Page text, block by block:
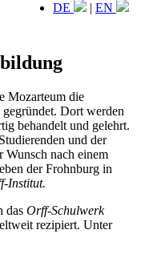
DE | EN
Mozarteum die
gegründet. Dort werden
behandelt und gelehrt.
und der
Wunsch nach einem
der Frohnburg in
Institut.
das Orff-Schulwerk
rezipiert. Unter